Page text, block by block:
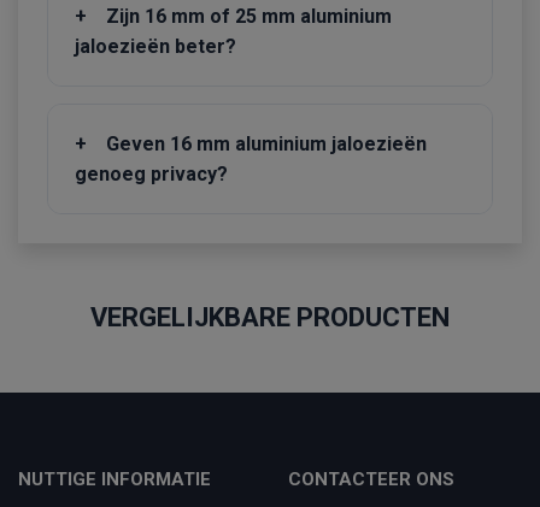
+
Zijn 16 mm of 25 mm aluminium
jaloezieën beter?
+
Geven 16 mm aluminium jaloezieën
genoeg privacy?
VERGELIJKBARE PRODUCTEN
NUTTIGE INFORMATIE CONTACTEER ONS